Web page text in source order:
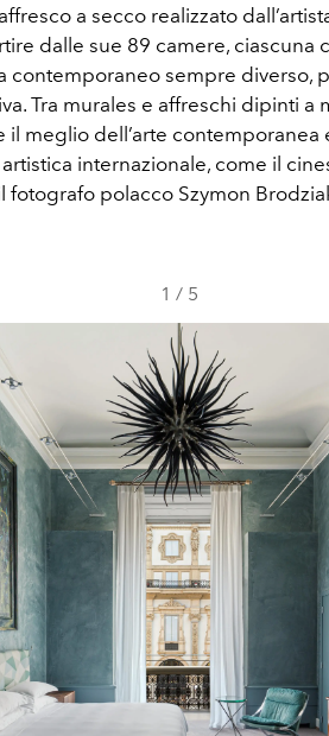
a secco realizzato
dalle sue 89 camere, ciascuna
contemporaneo sempre diverso,
Tra murales e affreschi dipinti a
il meglio dell’arte
internazionale, come il
fotografo polacco Szymon
1 / 5